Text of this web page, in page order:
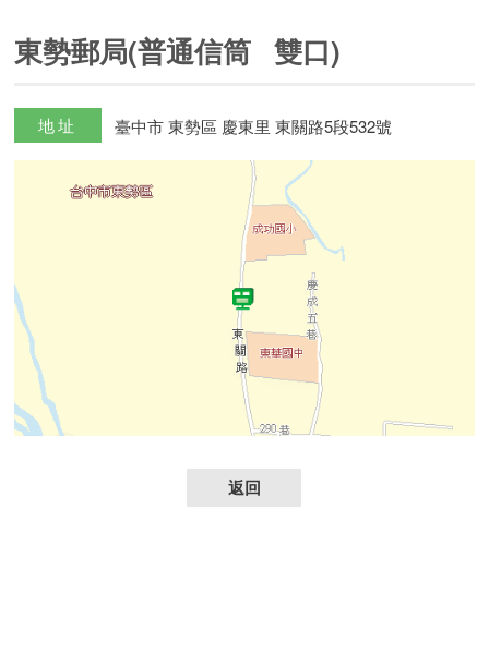
東勢郵局(普通信筒 雙口)
地址 臺中市 東勢區 慶東里 東關路5段532號